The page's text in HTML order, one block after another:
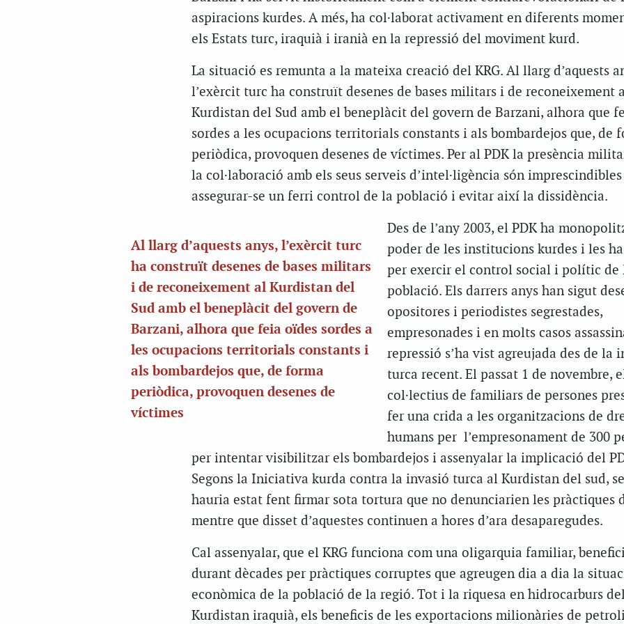
aspiracions kurdes. A més, ha col·laborat activament en diferents
els Estats turc, iraquià i iranià en la repressió del moviment kurd.
La situació es remunta a la mateixa creació del KRG. Al llarg d’aquests
l’exèrcit turc ha construït desenes de bases militars i de reconeixement
Kurdistan del Sud amb el beneplàcit del govern de Barzani, alhora que
sordes a les ocupacions territorials constants i als bombardejos que, de
periòdica, provoquen desenes de víctimes. Per al PDK la presència
la col·laboració amb els seus serveis d’intel·ligència són
assegurar-se un ferri control de la població i evitar així la dissidència.
Al llarg d’aquests anys, l’exèrcit turc
ha construït desenes de bases militars
i de reconeixement al Kurdistan del
Sud amb el beneplàcit del govern de
Barzani, alhora que feia oïdes sordes a
les ocupacions territorials constants i
als bombardejos que, de forma
periòdica, provoquen desenes de
víctimes
Des de l’any 2003, el PDK ha
poder de les institucions kurdes i les
per exercir el control social i polític de
població. Els darrers anys han sigut
opositores i periodistes segrestades,
empresonades i en molts casos
repressió s’ha vist agreujada des de la
turca recent. El passat 1 de novembre,
col·lectius de familiars de persones
fer una crida a les organitzacions de
humans per l’empresonament de 300
per intentar visibilitzar els bombardejos i assenyalar la implicació del
Segons la Iniciativa kurda contra la invasió turca al Kurdistan del sud,
hauria estat fent firmar sota tortura que no denunciarien les pràctiques
mentre que disset d’aquestes continuen a hores d’ara desaparegudes.
Cal assenyalar, que el KRG funciona com una oligarquia familiar,
durant dècades per pràctiques corruptes que agreugen dia a dia la
econòmica de la població de la regió. Tot i la riquesa en hidrocarburs
Kurdistan iraquià, els beneficis de les exportacions milionàries de